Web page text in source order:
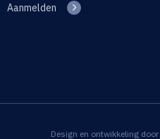
Aanmelden
Design en ontwikkeling door